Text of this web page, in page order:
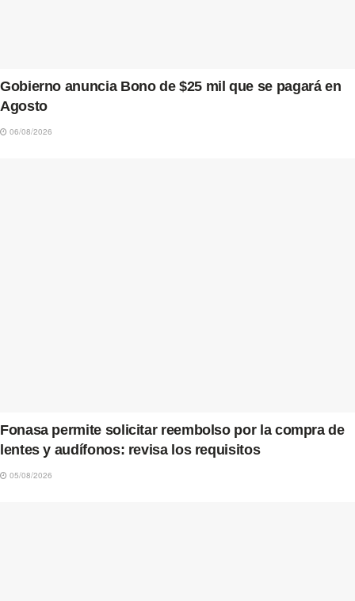
Gobierno anuncia Bono de $25 mil que se pagará en
Agosto
06/08/2026
Fonasa permite solicitar reembolso por la compra de
lentes y audífonos: revisa los requisitos
05/08/2026